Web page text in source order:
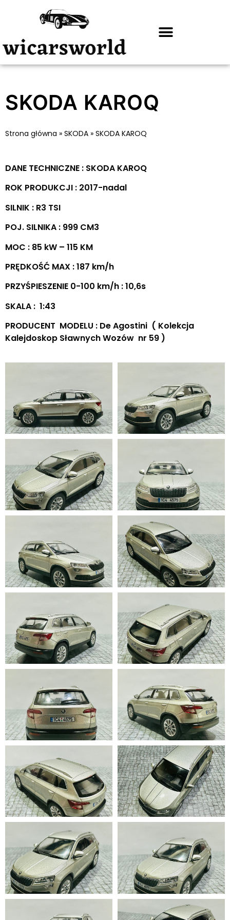
SKODA KAROQ
Strona główna » SKODA » SKODA KAROQ
DANE TECHNICZNE : SKODA KAROQ
ROK PRODUKCJI : 2017-nadal
SILNIK : R3 TSI
POJ. SILNIKA : 999 CM3
MOC : 85 kW – 115 KM
PRĘDKOŚĆ MAX : 187 km/h
PRZYŚPIESZENIE 0-100 km/h : 10,6s
SKALA : 1:43
PRODUCENT MODELU : De Agostini ( Kolekcja
Kalejdoskop Sławnych Wozów nr 59 )